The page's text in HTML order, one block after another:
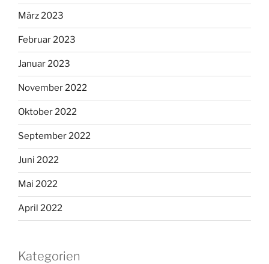
März 2023
Februar 2023
Januar 2023
November 2022
Oktober 2022
September 2022
Juni 2022
Mai 2022
April 2022
Kategorien